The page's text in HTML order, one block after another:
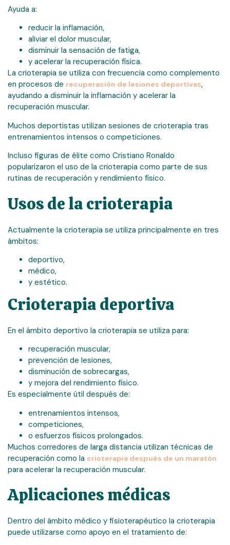
Ayuda a:
reducir la inflamación,
aliviar el dolor muscular,
disminuir la sensación de fatiga,
y acelerar la recuperación física.
La crioterapia se utiliza con frecuencia como complemento
en procesos de recuperación de lesiones deportivas,
ayudando a disminuir la inflamación y acelerar la
recuperación muscular.
Muchos deportistas utilizan sesiones de crioterapia tras
entrenamientos intensos o competiciones.
Incluso figuras de élite como Cristiano Ronaldo
popularizaron el uso de la crioterapia como parte de sus
rutinas de recuperación y rendimiento físico.
Usos de la crioterapia
Actualmente la crioterapia se utiliza principalmente en tres
ámbitos:
deportivo,
médico,
y estético.
Crioterapia deportiva
En el ámbito deportivo la crioterapia se utiliza para:
recuperación muscular,
prevención de lesiones,
disminución de sobrecargas,
y mejora del rendimiento físico.
Es especialmente útil después de:
entrenamientos intensos,
competiciones,
o esfuerzos físicos prolongados.
Muchos corredores de larga distancia utilizan técnicas de
recuperación como la crioterapia después de un maratón
para acelerar la recuperación muscular.
Aplicaciones médicas
Dentro del ámbito médico y fisioterapéutico la crioterapia
puede utilizarse como apoyo en el tratamiento de: